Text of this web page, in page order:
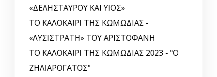
«ΔΕΛΗΣΤΑΥΡΟΥ ΚΑΙ ΥΙΟΣ»
ΤΟ ΚΑΛΟΚΑΙΡΙ ΤΗΣ ΚΩΜΩΔΙΑΣ -
«ΛΥΣΙΣΤΡΑΤΗ» ΤΟΥ ΑΡΙΣΤΟΦΑΝΗ
ΤΟ ΚΑΛΟΚΑΙΡΙ ΤΗΣ ΚΩΜΩΔΙΑΣ 2023 - "Ο
ΖΗΛΙΑΡΟΓΑΤΟΣ"